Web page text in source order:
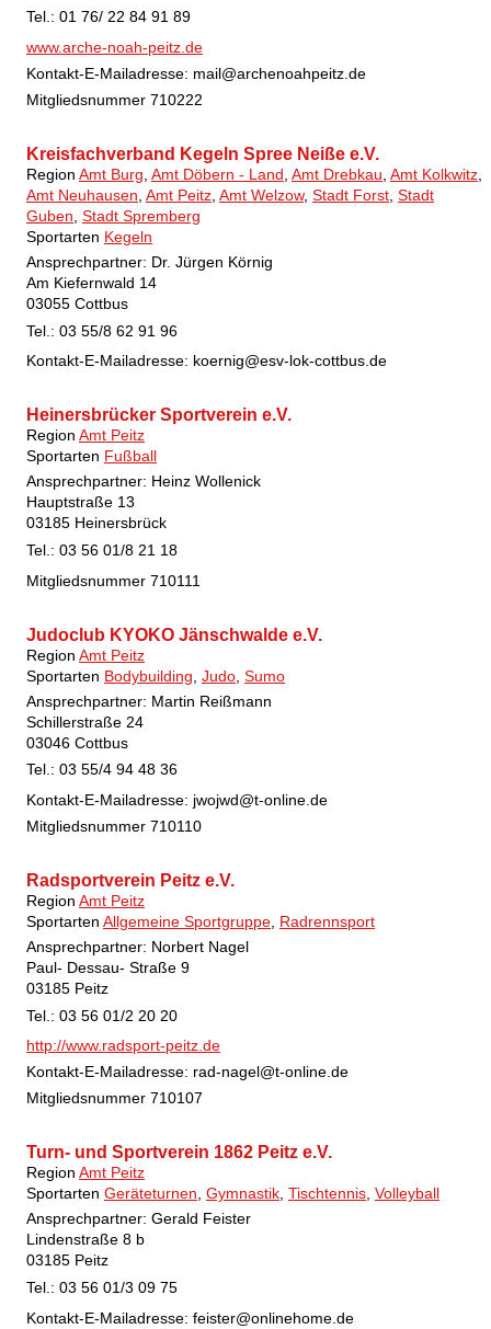
Tel.: 01 76/ 22 84 91 89
www.arche-noah-peitz.de
Kontakt-E-Mailadresse: mail@archenoahpeitz.de
Mitgliedsnummer710222
Kreisfachverband Kegeln Spree Neiße e.V.
Region Amt Burg Amt Döbern - Land Amt Drebkau Amt Kolkwitz,
Amt Neuhausen Amt Peitz, Amt Welzow, Stadt Forst, Stadt
Guben Stadt Spremberg
Sportarten Kegeln
Ansprechpartner: Dr. Jürgen Körnig
Am Kiefernwald 14
03055 Cottbus
Tel.: 03 55/8 62 91 96
Kontakt-E-Mailadresse: koernig@esv-lok-cottbus.de
Heinersbrücker Sportverein e.V.
Region Amt Peitz
Sportarten Fußball
Ansprechpartner: Heinz Wollenick
Hauptstraße 13
03185 Heinersbrück
Tel.: 03 56 01/8 21 18
Mitgliedsnummer710111
Judoclub KYOKO Jänschwalde e.V.
Region Amt Peitz
Sportarten Bodybuilding Judo, Sumo
Ansprechpartner: Martin Reißmann
Schillerstraße 24
03046 Cottbus
Tel.: 03 55/4 94 48 36
Kontakt-E-Mailadresse: jwojwd@t-online.de
Mitgliedsnummer710110
Radsportverein Peitz e.V.
Region Amt Peitz
Sportarten Allgemeine Sportgruppe, Radrennsport
Ansprechpartner: Norbert Nagel
Paul- Dessau- Straße 9
03185 Peitz
Tel.: 03 56 01/2 20 20
http://www.radsport-peitz.de
Kontakt-E-Mailadresse: rad-nagel@t-online.de
Mitgliedsnummer710107
Turn- und Sportverein 1862 Peitz e.V.
Region Amt Peitz
Sportarten Geräteturnen, Gymnastik, Tischtennis, Volleyball
Ansprechpartner: Gerald Feister
Lindenstraße 8 b
03185 Peitz
Tel.: 03 56 01/3 09 75
Kontakt-E-Mailadresse: feister@onlinehome.de